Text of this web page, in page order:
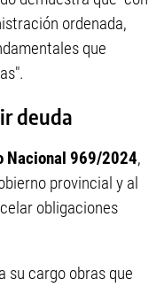
ordenada,
que
deuda
Nacional 969/2024,
provincial y al
obligaciones
su cargo obras que